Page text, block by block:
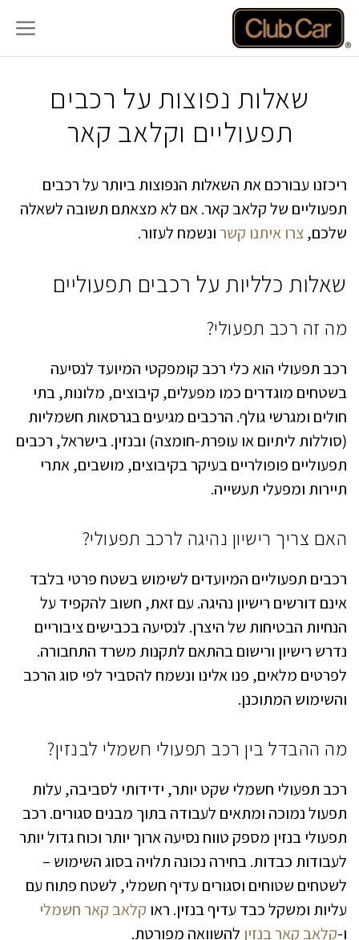
לדלג
לתוכן
שאלות נפוצות על רכבים
תפעוליים וקלאב קאר
ריכזנו עבורכם את השאלות הנפוצות ביותר על רכבים
תפעוליים של קלאב קאר. אם לא מצאתם תשובה לשאלה
שלכם,צרו איתנו קשרונשמח לעזור.
שאלות כלליות על רכבים תפעוליים
מה זה רכב תפעולי?
רכב תפעולי הוא כלי רכב קומפקטי המיועד לנסיעה
בשטחים מוגדרים כמו מפעלים, קיבוצים, מלונות, בתי
חולים ומגרשי גולף. הרכבים מגיעים בגרסאות חשמליות
(סוללות ליתיום או עופרת-חומצה) ובנזין. בישראל, רכבים
תפעוליים פופולריים בעיקר בקיבוצים, מושבים, אתרי
תיירות ומפעלי תעשייה.
האם צריך רישיון נהיגה לרכב תפעולי?
רכבים תפעוליים המיועדים לשימוש בשטח פרטי בלבד
אינם דורשים רישיון נהיגה. עם זאת, חשוב להקפיד על
הנחיות הבטיחות של היצרן. לנסיעה בכבישים ציבוריים
נדרש רישיון ורישום בהתאם לתקנות משרד התחבורה.
לפרטים מלאים, פנו אלינו ונשמח להסביר לפי סוג הרכב
והשימוש המתוכנן.
מה ההבדל בין רכב תפעולי חשמלי לבנזין?
רכב תפעולי חשמלי שקט יותר, ידידותי לסביבה, עלות
תפעול נמוכה ומתאים לעבודה בתוך מבנים סגורים. רכב
תפעולי בנזין מספק טווח נסיעה ארוך יותר וכוח גדול יותר
לעבודות כבדות. בחירה נכונה תלויה בסוג השימוש –
לשטחים שטוחים וסגורים עדיף חשמלי, לשטח פתוח עם
עליות ומשקל כבד עדיף בנזין. ראו קלאב קאר חשמלי
ו-קלאב קאר בנזין להשוואה מפורטת.